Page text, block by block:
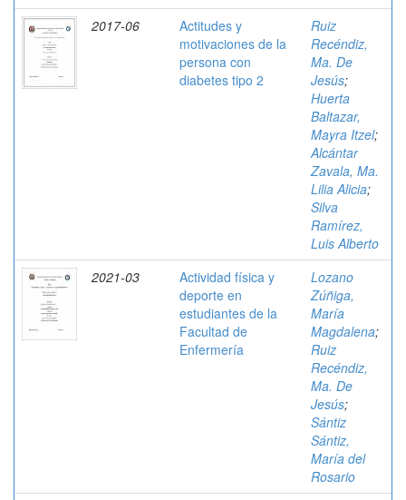
2017-06
Actitudes y
motivaciones de la
persona con
diabetes tipo 2
Ruiz
Recéndiz,
Ma. De
Jesús;
Huerta
Baltazar,
Mayra Itzel;
Alcántar
Zavala, Ma.
Lilia Alicia;
Silva
Ramírez,
Luis Alberto
2021-03
Actividad física y
deporte en
estudiantes de la
Facultad de
Enfermería
Lozano
Zúñiga,
María
Magdalena;
Ruiz
Recéndiz,
Ma. De
Jesús;
Sántiz
Sántiz,
María del
Rosario